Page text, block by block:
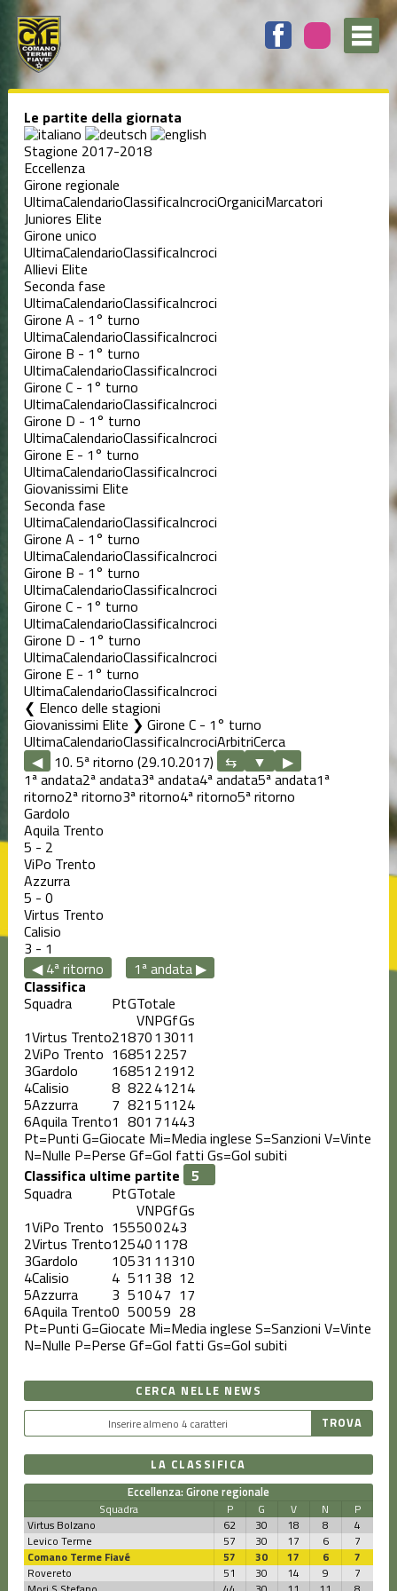
Le partite della giornata
Stagione 2017-2018
Eccellenza
Girone regionale
UltimaCalendarioClassificaIncrociOrganiciMarcatori
Juniores Elite
Girone unico
UltimaCalendarioClassificaIncroci
Allievi Elite
Seconda fase
UltimaCalendarioClassificaIncroci
Girone A - 1° turno
UltimaCalendarioClassificaIncroci
Girone B - 1° turno
UltimaCalendarioClassificaIncroci
Girone C - 1° turno
UltimaCalendarioClassificaIncroci
Girone D - 1° turno
UltimaCalendarioClassificaIncroci
Girone E - 1° turno
UltimaCalendarioClassificaIncroci
Giovanissimi Elite
Seconda fase
UltimaCalendarioClassificaIncroci
Girone A - 1° turno
UltimaCalendarioClassificaIncroci
Girone B - 1° turno
UltimaCalendarioClassificaIncroci
Girone C - 1° turno
UltimaCalendarioClassificaIncroci
Girone D - 1° turno
UltimaCalendarioClassificaIncroci
Girone E - 1° turno
UltimaCalendarioClassificaIncroci
Elenco delle stagioni
Giovanissimi Elite ❯ Girone C - 1° turno
UltimaCalendarioClassificaIncrociArbitriCerca
◀ 10. 5ª ritorno (29.10.2017)
▶
1ª andata2ª andata3ª andata4ª andata5ª andata1ª
ritorno2ª ritorno3ª ritorno4ª ritorno5ª ritorno
Gardolo
Aquila Trento
5 - 2
ViPo Trento
Azzurra
5 - 0
Virtus Trento
Calisio
3 - 1
◀ 4ª ritorno
1ª andata ▶
Classifica
Squadra PtGTotale
VNPGfGs
1Virtus Trento218701 3011
2ViPo Trento 16851 2257
3Gardolo 16851 21912
4Calisio 8 82241214
5Azzurra 7 821 51124
6Aquila Trento1 801 71443
Pt=Punti G=Giocate Mi=Media inglese S=Sanzioni V=Vinte
N=Nulle P=Perse Gf=Gol fatti Gs=Gol subiti
Classifica ultime partite
Squadra
PtGTotale
VNPGfGs
1ViPo Trento 155500243
2Virtus Trento125401 178
3Gardolo 10531 1 1310
4Calisio 4 511 38 12
5Azzurra 3 51047 17
6Aquila Trento0 50059 28
Pt=Punti G=Giocate Mi=Media inglese S=Sanzioni V=Vinte
N=Nulle P=Perse Gf=Gol fatti Gs=Gol subiti
CERCA NELLE NEWS
LA CLASSIFICA
Eccellenza: Girone regionale
Squadra P G V N
P
Virtus Bolzano
62 30 18 8
4
Levico Terme
57 30 17 6
7
Comano Terme Fiavé
57 30 17 6
7
Rovereto
51 30 14 9
7